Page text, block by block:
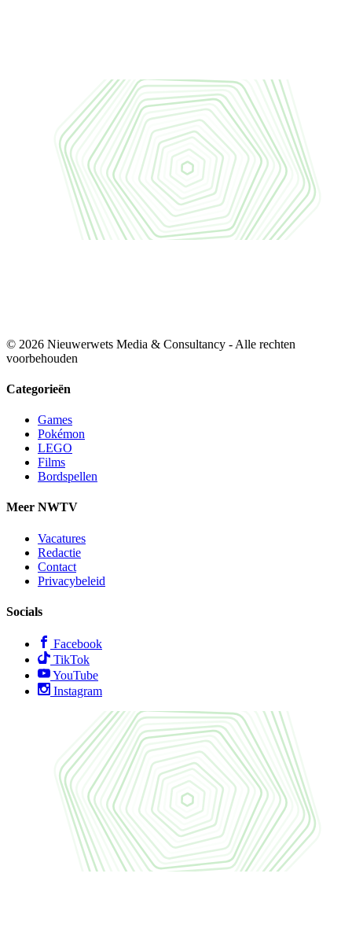
© 2026 Nieuwerwets Media & Consultancy - Alle rechten
voorbehouden
Categorieën
Games
Pokémon
LEGO
Films
Bordspellen
Meer NWTV
Vacatures
Redactie
Contact
Privacybeleid
Socials
Facebook
TikTok
YouTube
Instagram